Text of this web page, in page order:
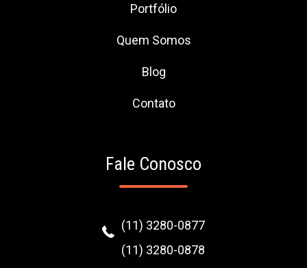
Portfólio
Quem Somos
Blog
Contato
Fale Conosco
(11) 3280-0877
(11) 3280-0878